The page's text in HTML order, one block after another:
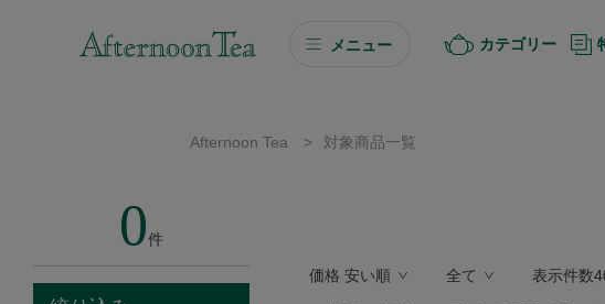
メニュー
ソーシャルギフト
カタログギフト
カテゴリー
Afternoon Tea > 対象商品一覧
0件
価格 安い順 全て 表示件数